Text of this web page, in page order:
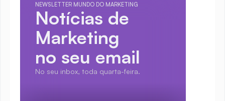
NEWSLETTER MUNDO DO MARKETING
Notícias de
Marketing
no seu email
No seu inbox, toda quarta-feira.